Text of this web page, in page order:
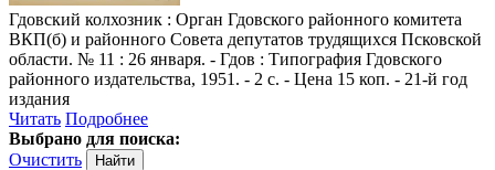
Гдовский колхозник : Орган Гдовского районного комитета
ВКП(б) и районного Совета депутатов трудящихся Псковской
области. № 11 : 26 января. - Гдов : Типография Гдовского
районного издательства, 1951. - 2 с. - Цена 15 коп. - 21-й год
издания
Читать Подробнее
Выбрано для поиска:
Очистить